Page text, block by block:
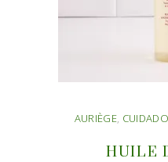
AURIÈGE,
HUILE